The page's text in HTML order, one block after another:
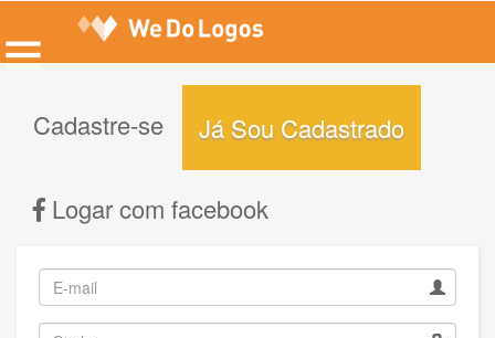
Cadastre-se Já Sou Cadastrado
Logar com facebook